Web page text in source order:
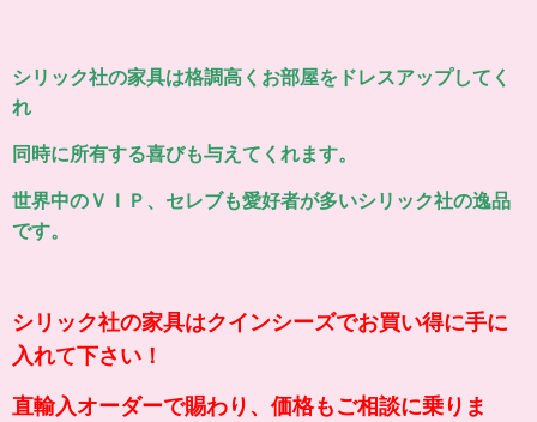
シリック社の家具は格調高くお部屋をドレスアップしてく
れ
同時に所有する喜びも与えてくれます。
世界中のＶＩＰ、セレブも愛好者が多いシリック社の逸品
です。
シリック社の家具はクインシーズでお買い得に手に
入れて下さい！
直輸入オーダーで賜わり、価格もご相談に乗りま